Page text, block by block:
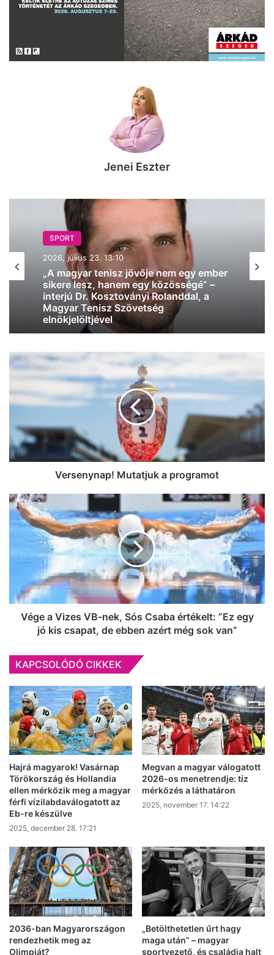
Jenei Eszter
SPORT
2026, július 23. 13:10
„A magyar tenisz jövője nem egy ember
sikere lesz, hanem egy közösségé” –
interjú Dr. Kosztoványi Rolanddal, a
Magyar Tenisz Szövetség
elnökjelöltjével
SPORT
2026, május 31. 11:02
BL-döntő: a PSG nyert, Budapesten
szombaton már nem volt
tömegverekedés, de Párizsban durván
elszabadult az ünneplés
Versenynap!
Mutatjuk
programot
Versenynap! Mutatjuk a programot
Vége
a
Vizes
értékelt:
“Ez
egy
csapat,
de
azért
még
sok
van”
Vége a Vizes VB-nek, Sós Csaba értékelt: “Ez egy
jó kis csapat, de ebben azért még sok van”
KAPCSOLÓDÓ CIKKEK
Hajrá magyarok! Vasárnap
Törökország és Hollandia
ellen mérkőzik meg a magyar
férfi vízilabdaválogatott az
Eb-re készülve
2025, december 28. 17:21
Megvan a magyar válogatott
2026-os menetrendje: tíz
mérkőzés a láthatáron
2025, november 17. 14:22
2036-ban Magyarországon
rendezhetik meg az
Olimpiát?
„Betölthetetlen űrt hagy
maga után” – magyar
sportvezető, és családja halt